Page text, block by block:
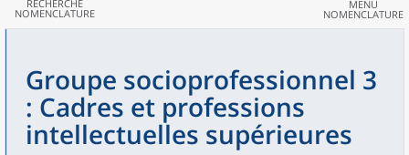
RECHERCHE
NOMENCLATURE
MENU
NOMENCLATURE
Groupe socioprofessionnel 3
: Cadres et professions
intellectuelles supérieures